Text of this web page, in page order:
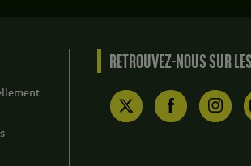
RETROUVEZ-NOUS SUR